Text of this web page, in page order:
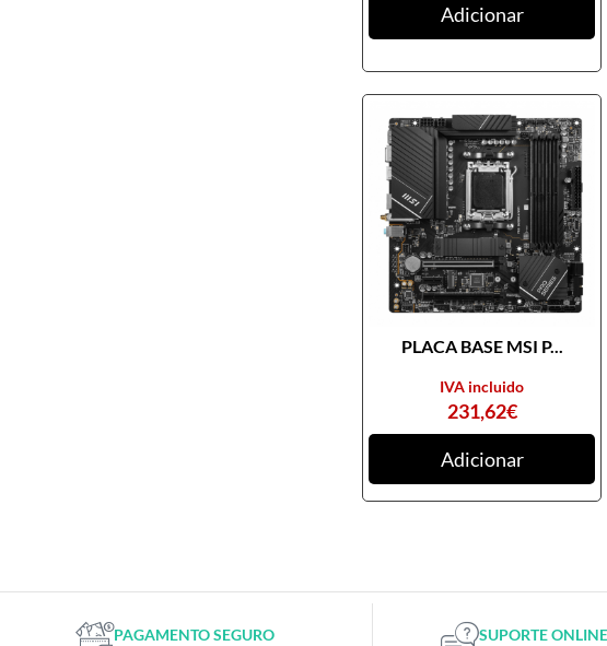
Adicionar
PLACA BASE MSI P...
231,62€
IVA incluido
Adicionar
PAGAMENTO SEGURO SUPORTE ONLINE